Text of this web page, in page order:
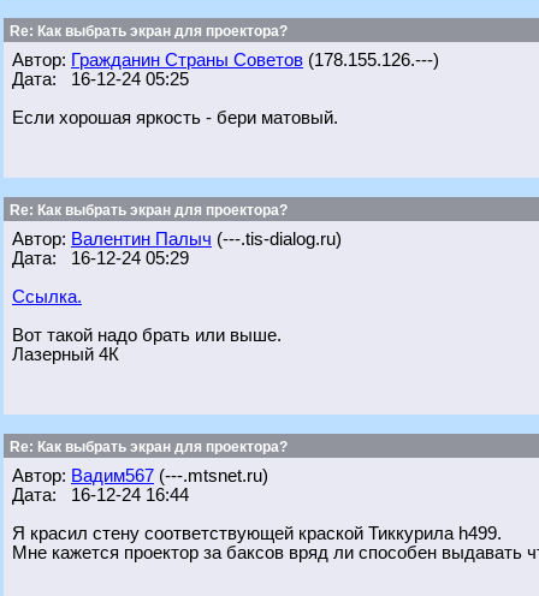
Re: Как выбрать экран для проектора?
Автор: Гражданин Страны Советов (178.155.126.---)
Дата: 16-12-24 05:25
Если хорошая яркость - бери матовый.
Re: Как выбрать экран для проектора?
Автор: Валентин Палыч (---.tis-dialog.ru)
Дата: 16-12-24 05:29
Ссылка.
Вот такой надо брать или выше.
Лазерный 4К
Re: Как выбрать экран для проектора?
Автор: Вадим567 (---.mtsnet.ru)
Дата: 16-12-24 16:44
Я красил стену соответствующей краской Тиккурила h499.
Мне кажется проектор за баксов вряд ли способен